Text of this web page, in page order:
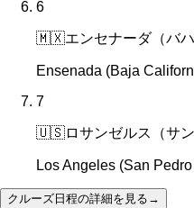
6
🇲🇽エンセナーダ（バ
Ensenada (Baja
7
🇺🇸ロサンゼルス（サ
Los Angeles (San
クルーズ日程の詳細を見る →